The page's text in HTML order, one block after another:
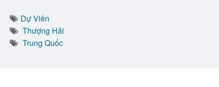
Dự Viên
Thượng Hải
Trung Quốc